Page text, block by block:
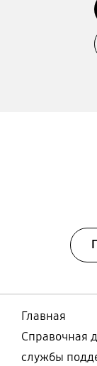
Главная
Справочная
службы